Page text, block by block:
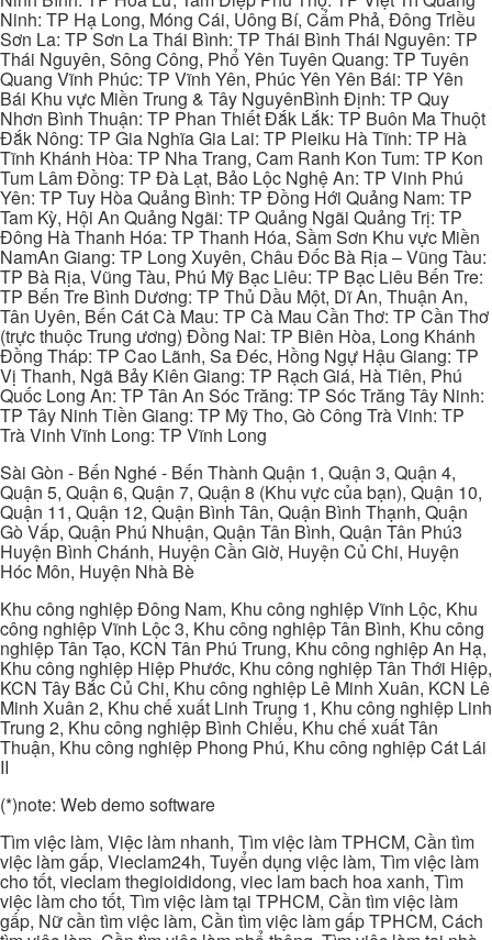
Ninh: TP Hạ Long, Móng Cái, Uông Bí, Cẩm Phả, Đông Triều
Sơn La: TP Sơn La Thái Bình: TP Thái Bình Thái Nguyên: TP
Thái Nguyên, Sông Công, Phổ Yên Tuyên Quang: TP Tuyên
Quang Vĩnh Phúc: TP Vĩnh Yên, Phúc Yên Yên Bái: TP Yên
Bái Khu vực Miền Trung & Tây NguyênBình Định: TP Quy
Nhơn Bình Thuận: TP Phan Thiết Đắk Lắk: TP Buôn Ma Thuột
Đắk Nông: TP Gia Nghĩa Gia Lai: TP Pleiku Hà Tĩnh: TP Hà
Tĩnh Khánh Hòa: TP Nha Trang, Cam Ranh Kon Tum: TP Kon
Tum Lâm Đồng: TP Đà Lạt, Bảo Lộc Nghệ An: TP Vinh Phú
Yên: TP Tuy Hòa Quảng Bình: TP Đồng Hới Quảng Nam: TP
Tam Kỳ, Hội An Quảng Ngãi: TP Quảng Ngãi Quảng Trị: TP
Đông Hà Thanh Hóa: TP Thanh Hóa, Sầm Sơn Khu vực Miền
NamAn Giang: TP Long Xuyên, Châu Đốc Bà Rịa – Vũng Tàu:
TP Bà Rịa, Vũng Tàu, Phú Mỹ Bạc Liêu: TP Bạc Liêu Bến Tre:
TP Bến Tre Bình Dương: TP Thủ Dầu Một, Dĩ An, Thuận An,
Tân Uyên, Bến Cát Cà Mau: TP Cà Mau Cần Thơ: TP Cần Thơ
(trực thuộc Trung ương) Đồng Nai: TP Biên Hòa, Long Khánh
Đồng Tháp: TP Cao Lãnh, Sa Đéc, Hồng Ngự Hậu Giang: TP
Vị Thanh, Ngã Bảy Kiên Giang: TP Rạch Giá, Hà Tiên, Phú
Quốc Long An: TP Tân An Sóc Trăng: TP Sóc Trăng Tây Ninh:
TP Tây Ninh Tiền Giang: TP Mỹ Tho, Gò Công Trà Vinh: TP
Trà Vinh Vĩnh Long: TP Vĩnh Long
Sài Gòn - Bến Nghé - Bến Thành Quận 1, Quận 3, Quận 4,
Quận 5, Quận 6, Quận 7, Quận 8 (Khu vực của bạn), Quận 10,
Quận 11, Quận 12, Quận Bình Tân, Quận Bình Thạnh, Quận
Gò Vấp, Quận Phú Nhuận, Quận Tân Bình, Quận Tân Phú3
Huyện Bình Chánh, Huyện Cần Giờ, Huyện Củ Chi, Huyện
Hóc Môn, Huyện Nhà Bè
Khu công nghiệp Đông Nam, Khu công nghiệp Vĩnh Lộc, Khu
công nghiệp Vĩnh Lộc 3, Khu công nghiệp Tân Bình, Khu công
nghiệp Tân Tạo, KCN Tân Phú Trung, Khu công nghiệp An Hạ,
Khu công nghiệp Hiệp Phước, Khu công nghiệp Tân Thới Hiệp,
KCN Tây Bắc Củ Chi, Khu công nghiệp Lê Minh Xuân, KCN Lê
Minh Xuân 2, Khu chế xuất Linh Trung 1, Khu công nghiệp Linh
Trung 2, Khu công nghiệp Bình Chiểu, Khu chế xuất Tân
Thuận, Khu công nghiệp Phong Phú, Khu công nghiệp Cát Lái
II
(*)note: Web demo software
Tìm việc làm, Việc làm nhanh, Tìm việc làm TPHCM, Cần tìm
việc làm gấp, Vieclam24h, Tuyển dụng việc làm, Tìm việc làm
cho tốt, vieclam thegioididong, viec lam bach hoa xanh, Tìm
việc làm cho tốt, Tìm việc làm tại TPHCM, Cần tìm việc làm
gấp, Nữ cần tìm việc làm, Cần tìm việc làm gấp TPHCM, Cách